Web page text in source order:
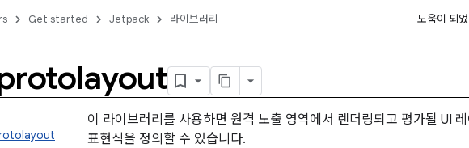
Get started Jetpack 라이브러리 도움이 되
이 라이브러리를 사용하면 원격 노출 영역에서 렌더링되고 평가될 UI
표현식을 정의할 수 있습니다.